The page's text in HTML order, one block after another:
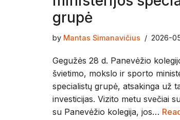
grupė
by Mantas Simanavičius 2026-
Gegužės 28 d. Panevėžio
švietimo, mokslo ir sporto
specialistų grupė, atsakinga už
investicijas. Vizito metu svečiai
su Panevėžio kolegija, jos…